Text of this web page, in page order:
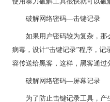
破解网络密码—击键记录
如果用户密码较为复杂，
病毒，设计“击键记录”程序，
容传送给黑客，这样，黑客通
破解网络密码—屏幕记录
为了防止击键记录工具，